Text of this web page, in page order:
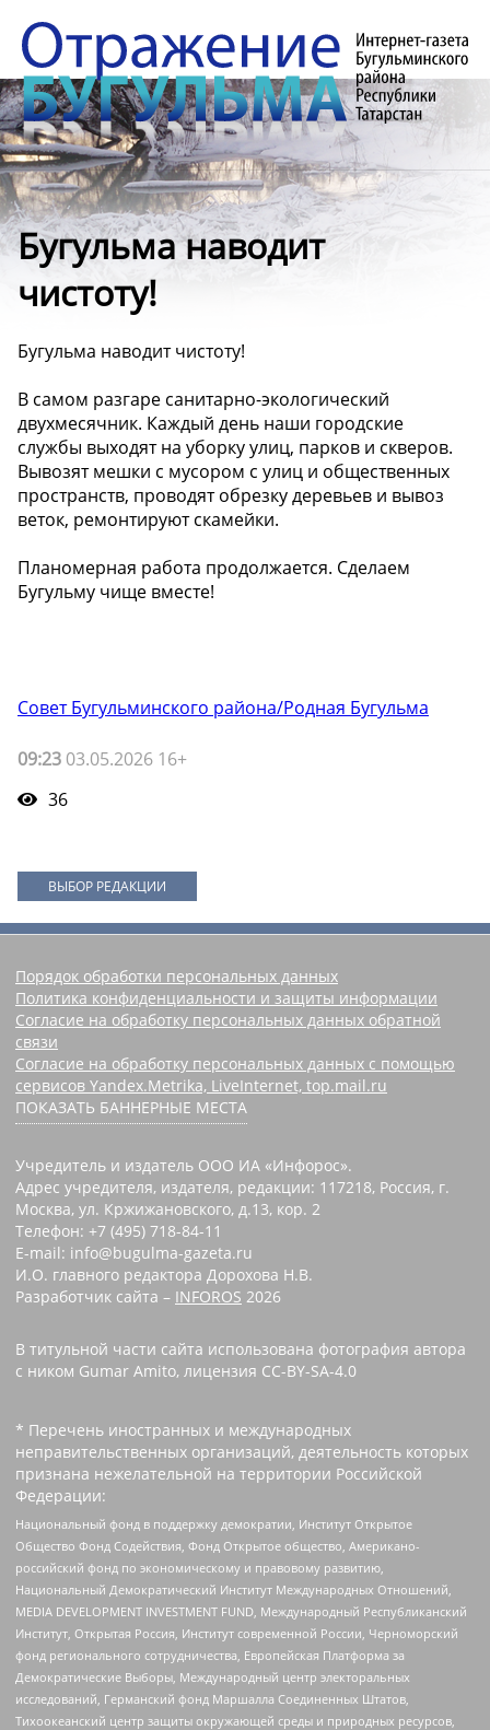
️Бугульма наводит
чистоту!
️Бугульма наводит чистоту!
В самом разгаре санитарно-экологический
двухмесячник. Каждый день наши городские
службы выходят на уборку улиц, парков и скверов.
Вывозят мешки с мусором с улиц и общественных
пространств, проводят обрезку деревьев и вывоз
веток, ремонтируют скамейки.
Планомерная работа продолжается. Сделаем
Бугульму чище вместе!
Совет Бугульминского района/Родная Бугульма
09:23 03.05.2026 16+
36
ВЫБОР РЕДАКЦИИ
Порядок обработки персональных данных
Политика конфиденциальности и защиты информации
Согласие на обработку персональных данных обратной
связи
Согласие на обработку персональных данных с помощью
сервисов Yandex.Metrika, LiveInternet, top.mail.ru
ПОКАЗАТЬ БАННЕРНЫЕ МЕСТА
Учредитель и издатель ООО ИА «Инфорос».
Адрес учредителя, издателя, редакции: 117218, Россия, г.
Москва, ул. Кржижановского, д.13, кор. 2
Телефон: +7 (495) 718-84-11
E-mail: info@bugulma-gazeta.ru
И.О. главного редактора Дорохова Н.В.
Разработчик сайта – INFOROS 2026
В титульной части сайта использована фотография автора
с ником Gumar Amito, лицензия CC-BY-SA-4.0
* Перечень иностранных и международных
неправительственных организаций, деятельность которых
признана нежелательной на территории Российской
Федерации:
Национальный фонд в поддержку демократии, Институт Открытое
Общество Фонд Содействия, Фонд Открытое общество, Американо-
российский фонд по экономическому и правовому развитию,
Национальный Демократический Институт Международных Отношений,
MEDIA DEVELOPMENT INVESTMENT FUND, Международный Республиканский
Институт, Открытая Россия, Институт современной России, Черноморский
фонд регионального сотрудничества, Европейская Платформа за
Демократические Выборы, Международный центр электоральных
исследований, Германский фонд Маршалла Соединенных Штатов,
Тихоокеанский центр защиты окружающей среды и природных ресурсов,